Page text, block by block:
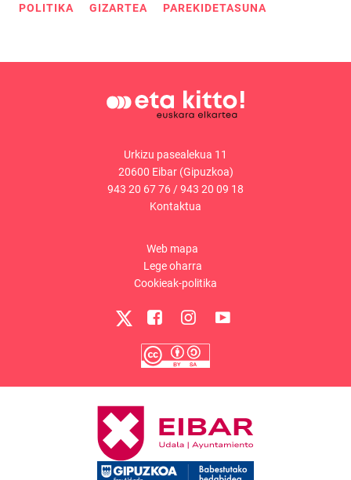
POLITIKA GIZARTEA PAREKIDETASUNA
Urkizu pasealekua 11
20600 Eibar (Gipuzkoa)
943 20 67 76 /943 20 09 18
Kontaktua
Web mapa
Lege oharra
Cookieak-politika